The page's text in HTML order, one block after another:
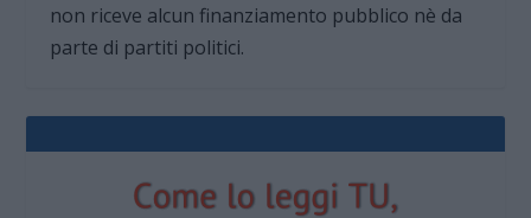
non riceve alcun finanziamento pubblico nè da
parte di partiti politici.